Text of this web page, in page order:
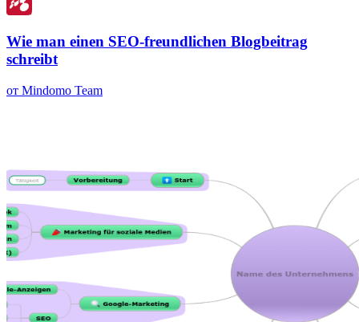
Wie man einen SEO-freundlichen Blogbeitrag
schreibt
от Mindomo Team